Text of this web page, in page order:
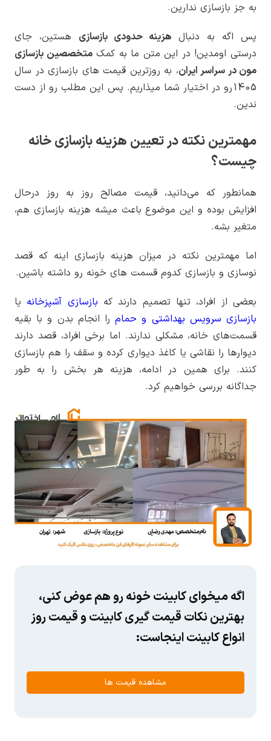
به جز بازسازی ندارین.
پس اگه به دنبال هزینه حدودی بازسازی هستین، جای
درستی اومدین! در این متن ما به کمکمتخصصین بازسازی
مون در سراسر ایران، به روزترین قیمت های بازسازی در سال
1405رو در اختیار شما میذاریم. پس این مطلب رو از دست
ندین.
مهمترین نکته در تعیین هزینه بازسازی خانه
چیست؟
همانطور که می‌دانید، قیمت مصالح روز به روز درحال
افزایش بوده و این موضوع باعث میشه هزینه بازسازی هم،
متغیر بشه.
اما مهمترین نکته در میزان هزینه بازسازی اینه که قصد
نوسازی و بازسازی کدوم قسمت های خونه رو داشته باشین.
بعضی از افراد، تنها تصمیم دارند که بازسازی آشپزخانه یا
بازسازی سرویس بهداشتی و حمامرا انجام بدن و با بقیه
قسمت‌های خانه، مشکلی ندارند. اما برخی افراد، قصد دارند
دیوارها را نقاشی یا کاغذ دیواری کرده و سقف را هم بازسازی
کنند. برای همین در ادامه، هزینه هر بخش را به طور
جداگانه بررسی خواهیم کرد.
اگه میخوای کابینت خونه رو هم عوض کنی،
بهترین نکات قیمت گیری کابینت و قیمت روز
انواع کابینت اینجاست:
مشاهده قیمت ها